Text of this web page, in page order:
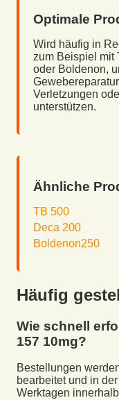
Optimale
Wird häufig in
zum Beispiel mit
oder Boldenon,
Verletzungen
unterstützen.
Ähnliche
TB 500
Deca 200
Boldenon250
Häufig
Wie schnell
157 10mg?
Bestellungen
bearbeitet und in
Werktagen